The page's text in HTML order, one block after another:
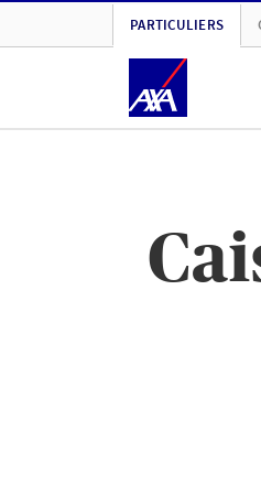
PARTICULIERS